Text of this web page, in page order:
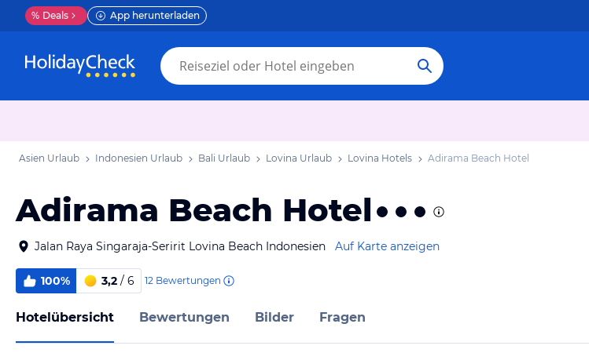
% Deals App herunterladen
Asien Urlaub Indonesien Urlaub Bali Urlaub Lovina Urlaub Lovina Hotels Adirama Beach Hotel
Adirama Beach Hotel
Jalan Raya Singaraja-Seririt Lovina Beach Indonesien Auf Karte anzeigen
100% 3,2 / 6 12 Bewertungen
Hotelübersicht Bewertungen Bilder Fragen